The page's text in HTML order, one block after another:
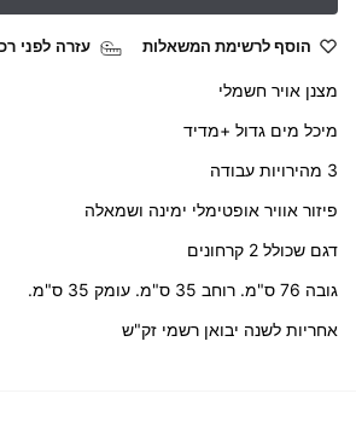
הוסף לרשימת המשאלות עזרה לפני
מצנן אויר חשמלי
מיכל מים גדול +מדיד
3 מהירויות עבודה
פיזור אוויר אופטימלי ימינה ושמאלה
דגם שכולל 2 קרחונים
גובה 76 ס"מ. רוחב 35 ס"מ. עומק 35 ס"מ.
אחריות לשנה יבואן רשמי זק"ש